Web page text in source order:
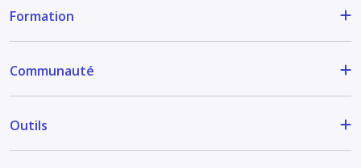
Formation
Communauté
Outils